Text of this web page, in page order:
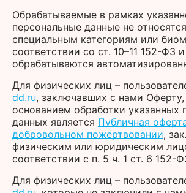
Обрабатываемые в рамках
персональные данные не
специальным категориям или
соответствии со ст. 10–11 152-ФЗ и
обрабатываются
Для физических лиц –
dd.ru, заключавших с нами
основанием обработки указанных
данных является Публичная
добровольном пожертвовании,
физическим или юридическим
соответствии с п. 5 ч. 1 ст. 6 152-
Для физических лиц –